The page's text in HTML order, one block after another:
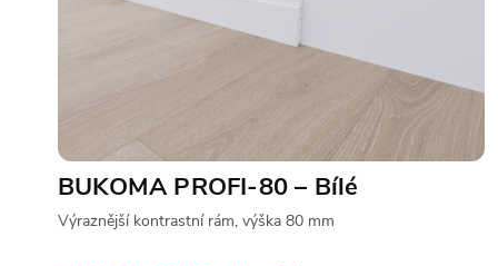
BUKOMA PROFI-80 – Bílé
Výraznější kontrastní rám, výška 80 mm